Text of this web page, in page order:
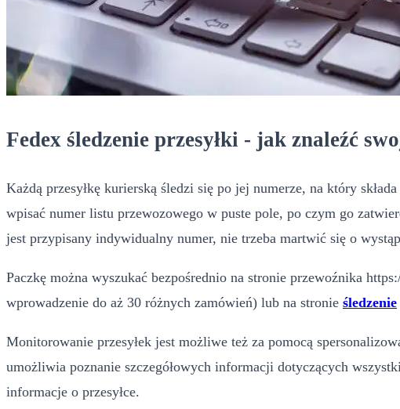
Fedex śledzenie przesyłki - jak znaleźć
Każdą przesyłkę kurierską śledzi się po jej numerze, na który
wpisać numer listu przewozowego w puste pole, po czym go
jest przypisany indywidualny numer, nie trzeba martwić się o
Paczkę można wyszukać bezpośrednio na stronie przewoźnika
wprowadzenie do aż 30 różnych zamówień) lub na stronie śledzenie
Monitorowanie przesyłek jest możliwe też za pomocą
umożliwia poznanie szczegółowych informacji dotyczących
informacje o przesyłce.